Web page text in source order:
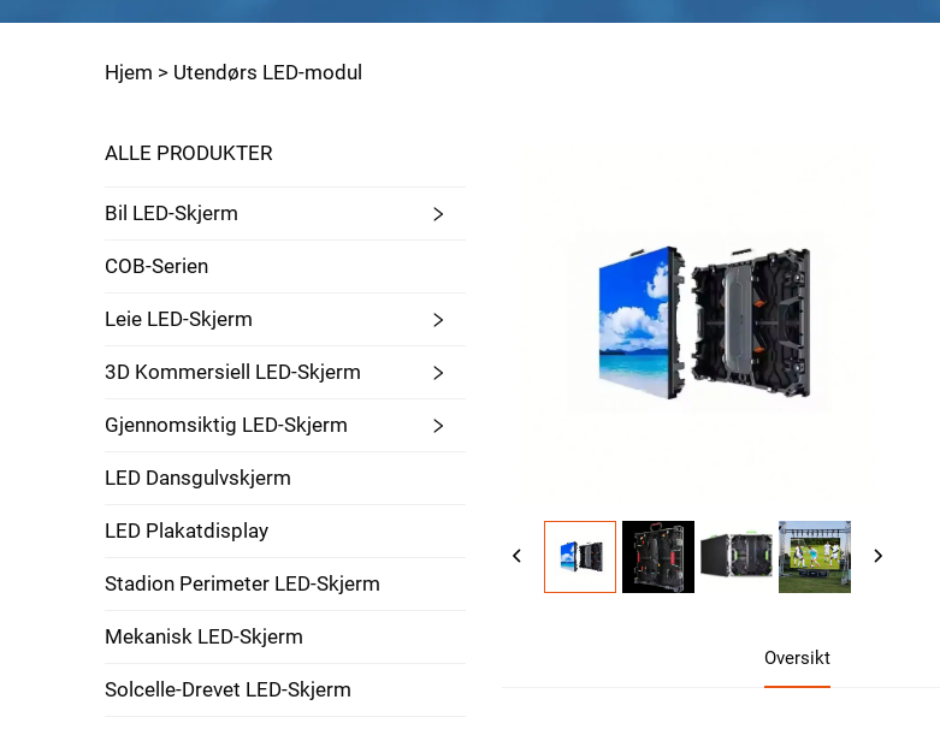
Hjem > Utendørs LED-modul
ALLE PRODUKTER
Bil LED-Skjerm
COB-Serien
Leie LED-Skjerm
3D Kommersiell LED-Skjerm
Gjennomsiktig LED-Skjerm
LED Dansgulvskjerm
LED Plakatdisplay
Stadion Perimeter LED-Skjerm
Mekanisk LED-Skjerm
Solcelle-Drevet LED-Skjerm
Oversikt